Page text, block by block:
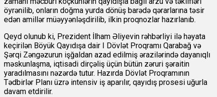
öyrənilib, onların doğma yurda dönüş barədə qərarlarına təsir
edən amillər müəyyənləşdirilib, ilkin proqnozlar hazırlanıb.
Qeyd olunub ki, Prezident İlham Əliyevin rəhbərliyi ilə həyata
keçirilən Böyük Qayıdışa dair I Dövlət Proqramı Qarabağ və
Şərqi Zəngəzurun işğaldan azad edilmiş ərazilərində dayanıqlı
məskunlaşma, iqtisadi dirçəliş üçün bütün zəruri şəraitin
yaradılmasını nəzərdə tutur. Hazırda Dövlət Proqramının
Tədbirlər Planı üzrə intensiv iş aparılır, qayıdış prosesi uğurla
davam etdirilir.